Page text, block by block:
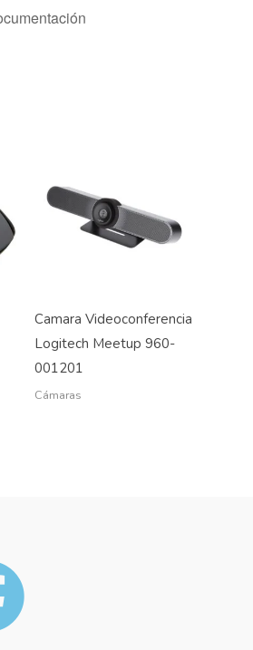
Camara Videoconferencia
Logitech Meetup 960-
001201
Cámaras